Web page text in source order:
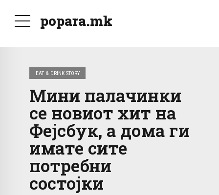
popara.mk
EAT & DRINK STORY
Мини палачинки
се новиот хит на
Фејсбук, а дома ги
имате сите
потребни
состојки